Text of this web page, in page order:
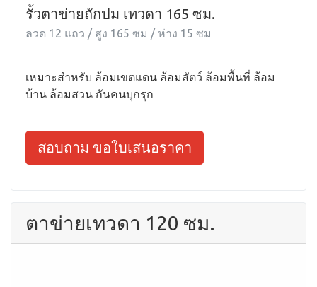
รั้วตาข่ายถักปม เทวดา 165 ซม.
ลวด 12 แถว / สูง 165 ซม / ห่าง 15 ซม
เหมาะสำหรับ ล้อมเขตแดน ล้อมสัตว์ ล้อมพื้นที่ ล้อม
บ้าน ล้อมสวน กันคนบุกรุก
สอบถาม ขอใบเสนอราคา
ตาข่ายเทวดา 120 ซม.